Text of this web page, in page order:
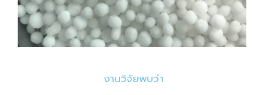
งานวิจัยพบว่า